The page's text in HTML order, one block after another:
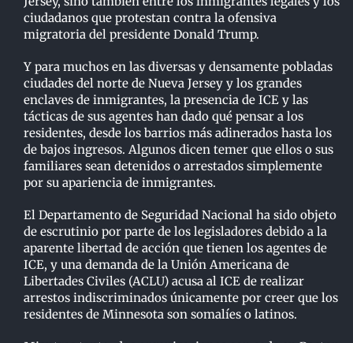
ciudadanos que protestan contra la ofensiva
migratoria del presidente Donald Trump.
Y para muchos en las diversas y densamente pobladas
ciudades del norte de Nueva Jersey y los grandes
enclaves de inmigrantes, la presencia de ICE y las
tácticas de sus agentes han dado qué pensar a los
residentes, desde los barrios más adinerados hasta los
de bajos ingresos. Algunos dicen temer que ellos o sus
familiares sean detenidos o arrestados simplemente
por su apariencia de inmigrantes.
El Departamento de Seguridad Nacional ha sido objeto
de escrutinio por parte de los legisladores debido a la
aparente libertad de acción que tienen los agentes de
ICE, y una demanda de la Unión Americana de
Libertades Civiles (ACLU) acusa al ICE de realizar
arrestos indiscriminados únicamente por creer que los
residentes de Minnesota son somalíes o latinos.